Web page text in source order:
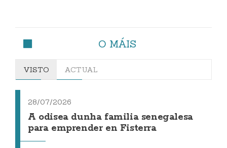
O MÁIS
VISTO ACTUAL
28/07/2026
A odisea dunha familia senegalesa
para emprender en Fisterra